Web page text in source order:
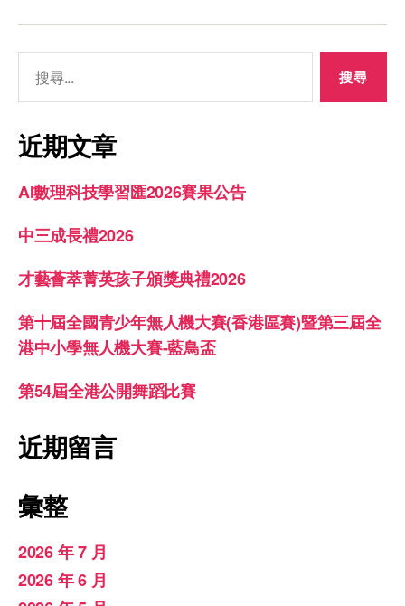
近期文章
AI數理科技學習匯2026賽果公告
中三成長禮2026
才藝薈萃菁英孩子頒獎典禮2026
第十屆全國青少年無人機大賽(香港區賽)暨第三屆全
港中小學無人機大賽-藍鳥盃
第54屆全港公開舞蹈比賽
近期留言
彙整
2026 年 7 月
2026 年 6 月